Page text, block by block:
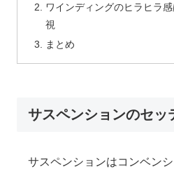
ワインディングのヒラヒラ
視
まとめ
サスペンションのセッ
サスペンションはコンベン